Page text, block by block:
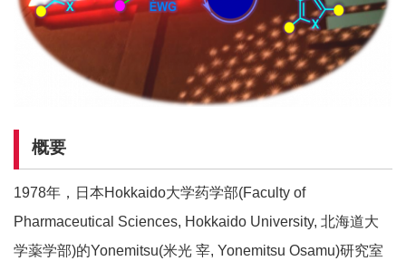
概要
1978年，日本Hokkaido大学药学部(Faculty of
Pharmaceutical Sciences, Hokkaido University, 北海道大
学薬学部)的Yonemitsu(米光 宰, Yonemitsu Osamu)研究室